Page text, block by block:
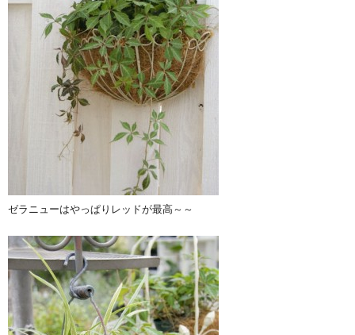
ゼラニューはやっぱりレッドが最高～～